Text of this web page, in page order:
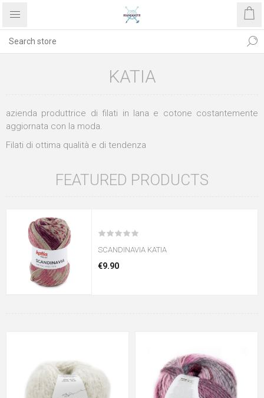
KATIA
azienda produttrice di filati in lana e cotone costantemente
aggiornata con la moda.
Filati di ottima qualità e di tendenza
FEATURED PRODUCTS
SCANDINAVIA KATIA
€9.90